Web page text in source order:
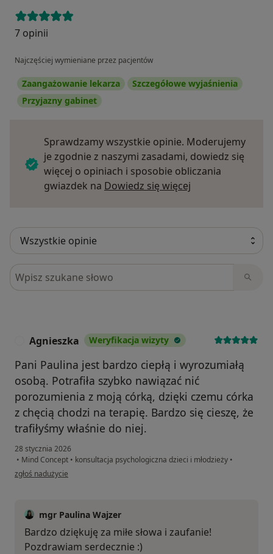
7 opinii
Najczęściej wymieniane przez pacjentów
Zaangażowanie lekarza
Szczegółowe wyjaśnienia
Przyjazny gabinet
Sprawdzamy wszystkie opinie. Moderujemy
je zgodnie z naszymi zasadami, dowiedz się
więcej o opiniach i sposobie obliczania
gwiazdek na Dowiedz się więcej
Szukaj w opiniach
Agnieszka Weryfikacja wizyty
Pani Paulina jest bardzo ciepłą i wyrozumiałą
osobą. Potrafiła szybko nawiązać nić
porozumienia z moją córką, dzięki czemu córka
z chęcią chodzi na terapię. Bardzo się cieszę, że
trafiłyśmy właśnie do niej.
28 stycznia 2026
• Mind Concept • konsultacja psychologiczna dzieci i młodzieży •
w opinii użytkownika Agnieszka
zgłoś nadużycie
mgr Paulina Wajzer
Bardzo dziękuję za miłe słowa i zaufanie!
Pozdrawiam serdecznie :)